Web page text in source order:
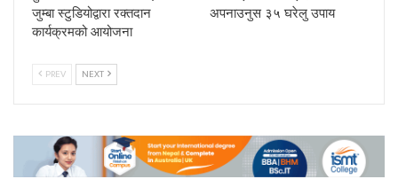
जुम्बा स्टुडियोद्वारा रक्तदान
कार्यक्रमको आयोजना
अपनाउनुस ३५ घरेलु उपाय
PREV NEXT